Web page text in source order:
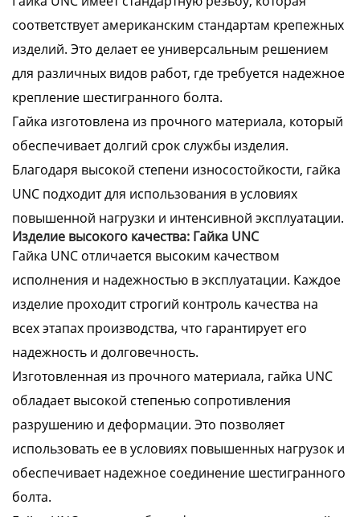
соответствует американским стандартам крепежных
изделий. Это делает ее универсальным решением
для различных видов работ, где требуется надежное
крепление шестигранного болта.
Гайка изготовлена из прочного материала, который
обеспечивает долгий срок службы изделия.
Благодаря высокой степени износостойкости, гайка
UNC подходит для использования в условиях
повышенной нагрузки и интенсивной эксплуатации.
Изделие высокого качества: Гайка UNC
Гайка UNC отличается высоким качеством
исполнения и надежностью в эксплуатации. Каждое
изделие проходит строгий контроль качества на
всех этапах производства, что гарантирует его
надежность и долговечность.
Изготовленная из прочного материала, гайка UNC
обладает высокой степенью сопротивления
разрушению и деформации. Это позволяет
использовать ее в условиях повышенных нагрузок и
обеспечивает надежное соединение шестигранного
болта.